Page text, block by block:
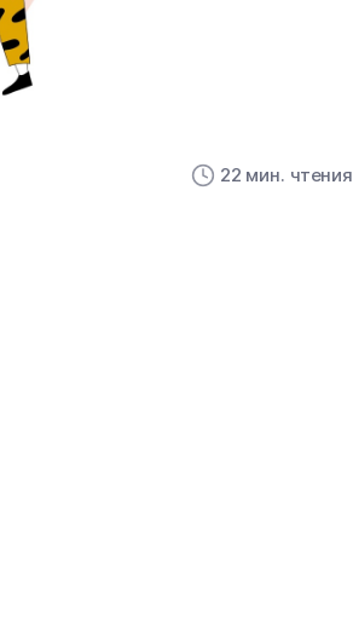
22 мин. чтения